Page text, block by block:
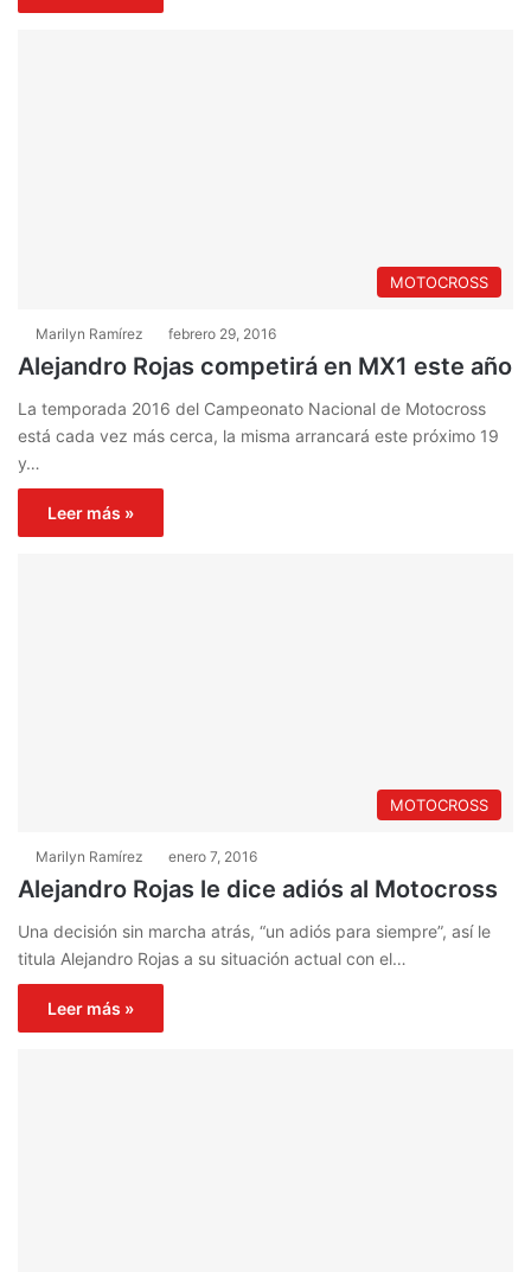
MOTOCROSS
Marilyn Ramírez febrero 29, 2016
Alejandro Rojas competirá en MX1 este año
La temporada 2016 del Campeonato Nacional de Motocross
está cada vez más cerca, la misma arrancará este próximo 19
y…
Leer más »
MOTOCROSS
Marilyn Ramírez enero 7, 2016
Alejandro Rojas le dice adiós al Motocross
Una decisión sin marcha atrás, “un adiós para siempre”, así le
titula Alejandro Rojas a su situación actual con el…
Leer más »